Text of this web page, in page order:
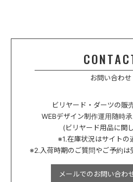
お問い合わせ
ビリヤード・ダーツの販
WEBデザイン制作運用随時承
(ビリヤード用品に関
※1.在庫状況はサイトの
※2.入荷時期のご質問やご予約は
メールでのお問い合わ